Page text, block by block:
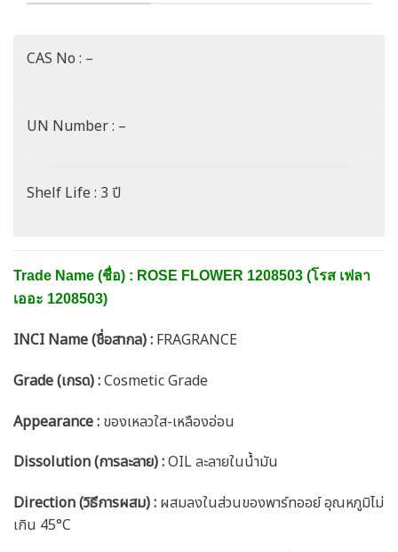
CAS No : –
UN Number : –
Shelf Life : 3 ปี
Trade Name (ชื่อ) : ROSE FLOWER 1208503 (โรส เฟลา
เออะ 1208503)
INCI Name (ชื่อสากล) : FRAGRANCE
Grade (เกรด) :Cosmetic Grade
Appearance : ของเหลวใส-เหลืองอ่อน
Dissolution (การละลาย) :OIL ละลายในน้ำมัน
Direction (วิธีการผสม) : ผสมลงในส่วนของพาร์ทออย์ อุณหภูมิไม่
เกิน 45°C